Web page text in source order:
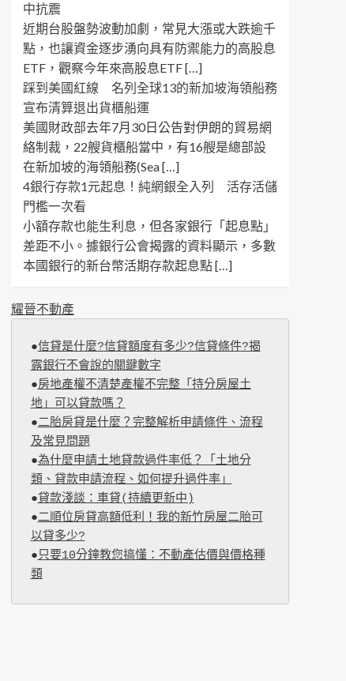
中抗震
近期台股盤勢波動加劇，常見大漲或大跌逾千
點，也讓資金逐步湧向具有防禦能力的高股息
ETF，觀察今年來高股息ETF […]
踩到美國紅線 名列全球13的新加坡海領船務
宣布清算退出貨櫃船運
美國財政部去年7月30日公告對伊朗的貿易網
絡制裁，22艘貨櫃船當中，有16艘是總部設
在新加坡的海領船務(Sea […]
4銀行存款1元起息！純網銀全入列 活存活儲
門檻一次看
小額存款也能生利息，但各家銀行「起息點」
差距不小。據銀行公會揭露的資料顯示，多數
本國銀行的新台幣活期存款起息點 […]
耀晉不動產
●信貸是什麼?信貸額度有多少?信貸條件?揭
露銀行不會說的關鍵數字
●房地產權不清楚產權不完整「持分房屋土
地」可以貸款嗎？
●二胎房貸是什麼？完整解析申請條件、流程
及常見問題
●為什麼申請土地貸款過件率低？「土地分
類、貸款申請流程、如何提升過件率」
●貸款淺談：車貸(持續更新中)
●二順位房貸高額低利！我的新竹房屋二胎可
以貸多少?
●只要10分鐘教您搞懂：不動產估價與價格種
類